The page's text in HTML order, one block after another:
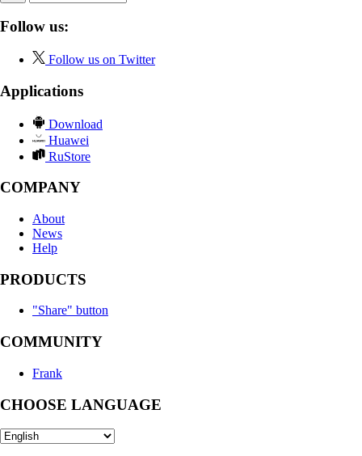
Follow us:
Follow us on Twitter
Applications
Download
Huawei
RuStore
COMPANY
About
News
Help
PRODUCTS
"Share" button
COMMUNITY
Frank
CHOOSE LANGUAGE